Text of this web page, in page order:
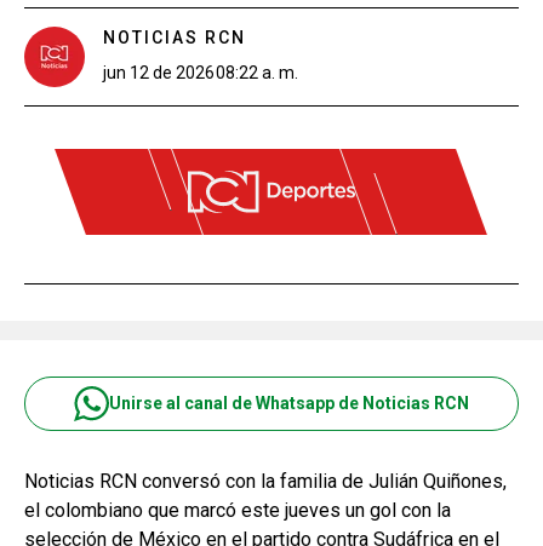
NOTICIAS RCN
jun 12 de 202608:22 a. m.
Unirse al canal de Whatsapp de Noticias RCN
Noticias RCN conversó con la familia de Julián Quiñones,
el colombiano que marcó este jueves un gol con la
selección de México en el partido contra Sudáfrica en el